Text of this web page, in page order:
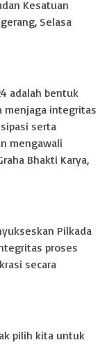
Kesatuan
Selasa
adalah bentuk
menjaga integritas
serta
mengawali
Bhakti Karya,
Pilkada
proses
secara
pilih kita untuk